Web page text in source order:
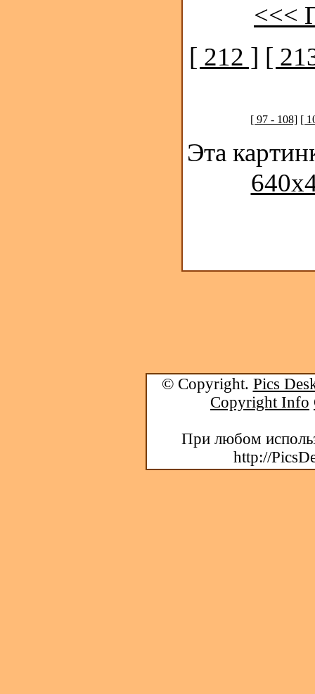
<<<
[ 212 ] [
[ 97 - 108] [
Эта
© Copyright. Pics
Copyright Info
При любом
http://